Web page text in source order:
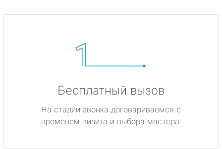
Бесплатный вызов
На стадии звонка договариваемся с
временем визита и выбора мастера.